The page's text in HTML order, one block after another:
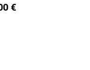
25
€